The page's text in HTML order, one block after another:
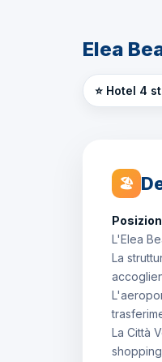
Elea
⭐ Hotel 4
🏖
L'Elea
La
La Città